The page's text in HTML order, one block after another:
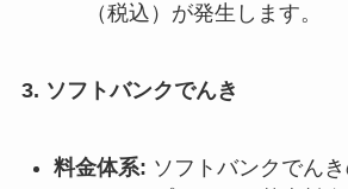
（税込）が発生します。
3. ソフトバンクでんき
料金体系: ソフトバンクでん